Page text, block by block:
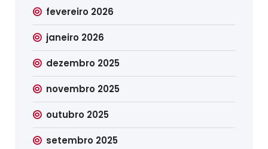
fevereiro 2026
janeiro 2026
dezembro 2025
novembro 2025
outubro 2025
setembro 2025